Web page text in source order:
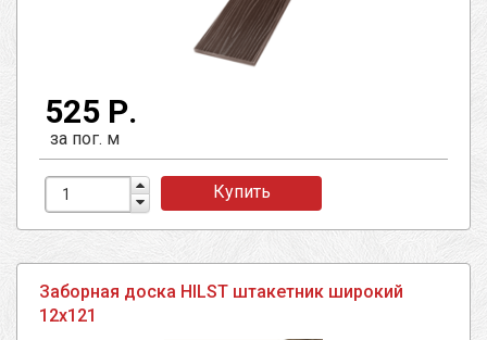
525 Р.
за пог. м
Купить
Заборная доска HILST штакетник широкий
12х121